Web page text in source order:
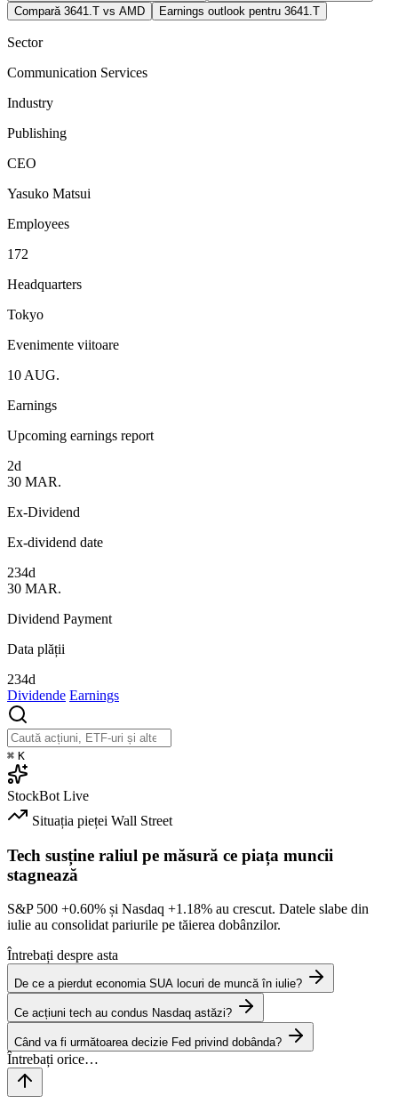
Compară 3641.T vs AMD
Earnings outlook pentru 3641.T
Sector
Communication Services
Industry
Publishing
CEO
Yasuko Matsui
Employees
172
Headquarters
Tokyo
Evenimente viitoare
10 AUG.
Earnings
Upcoming earnings report
2d
30 MAR.
Ex-Dividend
Ex-dividend date
234d
30 MAR.
Dividend Payment
Data plății
234d
Dividende Earnings
⌘ K
StockBot Live
Situația pieței Wall Street
Tech susține raliul pe măsură ce piața muncii
stagnează
S&P 500 +0.60% și Nasdaq +1.18% au crescut. Datele slabe din
iulie au consolidat pariurile pe tăierea dobânzilor.
Întrebați despre asta
De ce a pierdut economia SUA locuri de muncă în iulie?
Ce acțiuni tech au condus Nasdaq astăzi?
Când va fi următoarea decizie Fed privind dobânda?